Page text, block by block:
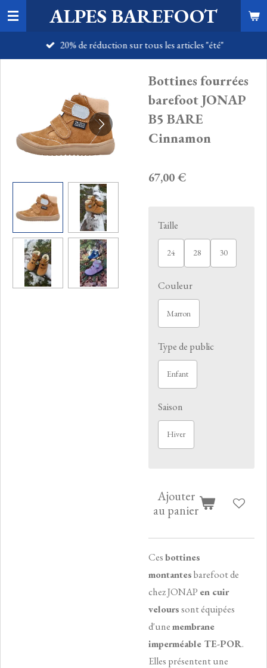
Passer
au
ALPES BAREFOOT
20% de réduction sur tous les articles "été"
Bottines fourrées
barefoot JONAP
B5 BARE
Cinnamon
67,00 €
Taille
24 28 30
Couleur
Marron
Type de public
Enfant
Saison
Hiver
Ajouter
au panier
Cesbottines
montantesbarefoot de
chez JONAP en cuir
velourssont équipées
d'unemembrane
imperméable TE-POR.
Elles présentent une